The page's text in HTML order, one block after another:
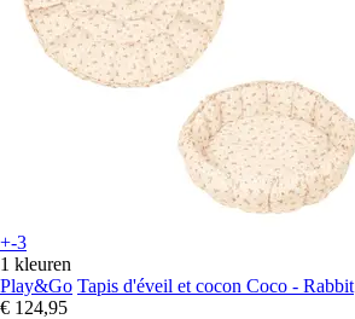
+-3
1 kleuren
Play&Go Tapis d'éveil et cocon Coco - Rabbit
€ 124,95